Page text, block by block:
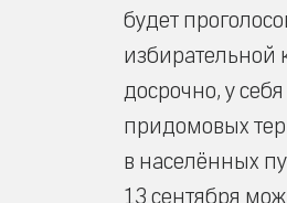
будет
избирательной
досрочно, у
придомовых
в населённых
13 сентября